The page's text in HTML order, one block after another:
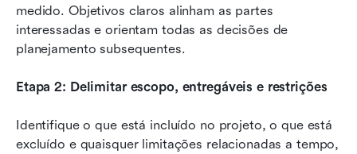
medido. Objetivos claros alinham as partes
interessadas e orientam todas as decisões de
planejamento subsequentes.
Etapa 2: Delimitar escopo, entregáveis e restrições
Identifique o que está incluído no projeto, o que está
excluído e quaisquer limitações relacionadas a tempo,